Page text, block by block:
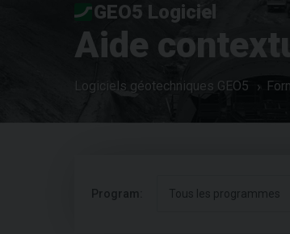
GEO5 Logiciel
Aide
Logiciels géotechniques GEO5
Program: Tous les programmes